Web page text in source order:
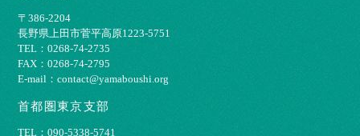
〒386-2204
⻑野県上⽥市菅平⾼原1223-5751
TEL：0268-74-2735
FAX：0268-74-2795
E-mail：contact@yamaboushi.org
首都圏東京支部
TEL：090-5338-5741